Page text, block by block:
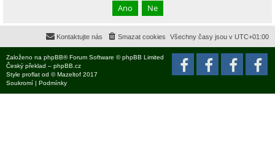
Všechny časy jsou v UTC+01:00
Smazat cookies
Kontaktujte nás
Založeno na phpBB® Forum Software © phpBB Limited
Český překlad – phpBB.cz
Style proflat od ©Mazeltof 2017
Soukromí | Podmínky